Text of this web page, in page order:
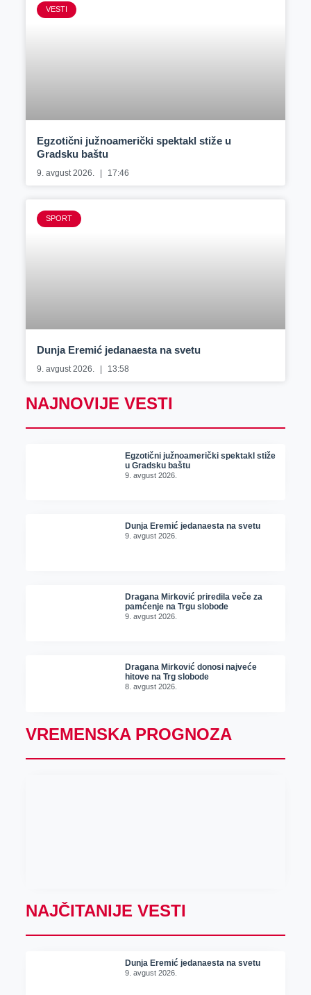
VESTI
Egzotični južnoamerički spektakl stiže u
Gradsku baštu
9. avgust 2026. 17:46
SPORT
Dunja Eremić jedanaesta na svetu
9. avgust 2026. 13:58
NAJNOVIJE VESTI
Egzotični južnoamerički spektakl stiže
u Gradsku baštu
9. avgust 2026.
Dunja Eremić jedanaesta na svetu
9. avgust 2026.
Dragana Mirković priredila veče za
pamćenje na Trgu slobode
9. avgust 2026.
Dragana Mirković donosi najveće
hitove na Trg slobode
8. avgust 2026.
VREMENSKA PROGNOZA
NAJČITANIJE VESTI
Dunja Eremić jedanaesta na svetu
9. avgust 2026.